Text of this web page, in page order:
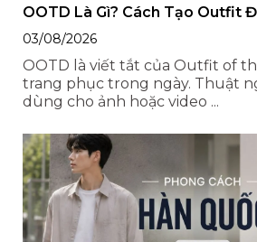
OOTD Là Gì? Cách Tạo Outfit
OOTD Thu Hút
03/08/2026
OOTD là viết tắt của Outfit of
trang phục trong ngày. Thuật
dùng cho ảnh hoặc video ...